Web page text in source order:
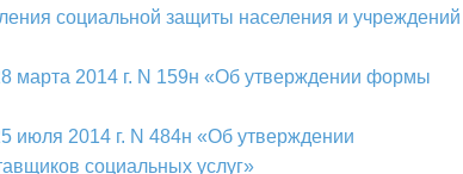
социальной защиты населения и учреждений
марта 2014 г. N 159н «Об утверждении формы
июля 2014 г. N 484н «Об утверждении
социальных услуг»